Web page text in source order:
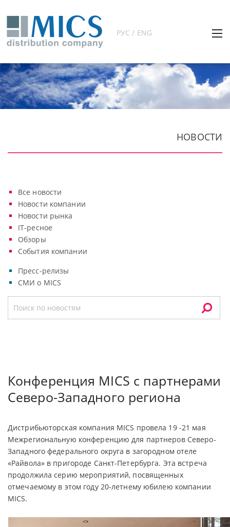
РУС / ENG
НОВОСТИ
Все новости
Новости компании
Новости рынка
IT-ресное
Обзоры
События компании
Пресс-релизы
СМИ о MICS
Конференция MICS с партнерами
Северо-Западного региона
Дистрибьюторская компания MICS провела 19 -21 мая
Межрегиональную конференцию для партнеров Северо-
Западного федерального округа в загородном отеле
«Райвола» в пригороде Санкт-Петербурга. Эта встреча
продолжила серию мероприятий, посвященных
отмечаемому в этом году 20-летнему юбилею компании
MICS.